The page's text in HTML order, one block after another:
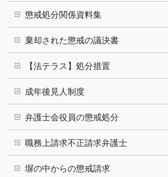
懲戒処分関係資料集
棄却された懲戒の議決書
【法テラス】処分措置
成年後見人制度
弁護士会役員の懲戒処分
職務上請求不正請求弁護士
塀の中からの懲戒請求